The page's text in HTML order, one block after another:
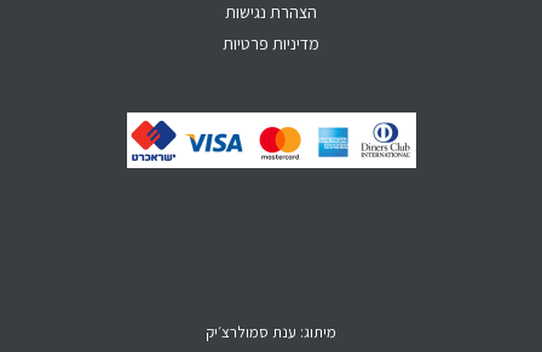
הצהרת נגישות
מדיניות פרטיות
מיתוג: ענת סמולרצ׳יק